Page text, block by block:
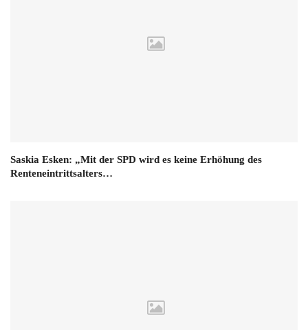
Saskia Esken: „Mit der SPD wird es keine Erhöhung des
Renteneintrittsalters…